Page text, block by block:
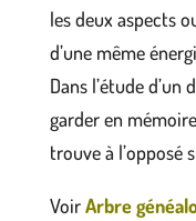
les deux aspects
d’une même
Dans l’étude
garder en
trouve à l’opposé
VoirArbre